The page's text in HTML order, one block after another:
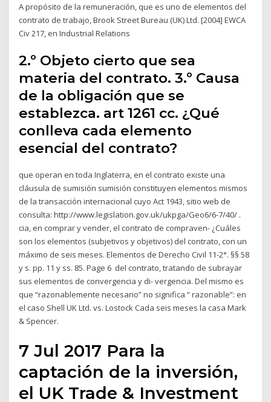
A propósito de la remuneración, que es uno de elementos del
contrato de trabajo, Brook Street Bureau (UK) Ltd. [2004] EWCA
Civ 217, en Industrial Relations
2.º Objeto cierto que sea
materia del contrato. 3.º Causa
de la obligación que se
establezca. art 1261 cc. ¿Qué
conlleva cada elemento
esencial del contrato?
que operan en toda Inglaterra, en el contrato existe una
cláusula de sumisión sumisión constituyen elementos mismos
de la transacción internacional cuyo Act 1943, sitio web de
consulta: http://www.legislation.gov.uk/ukpga/Geo6/6-7/40/ .
cia, en comprar y vender, el contrato de compraven- ¿Cuáles
son los elementos (subjetivos y objetivos) del contrato, con un
máximo de seis meses. Elementos de Derecho Civil 11-2°. §§ 58
y s. pp. 11 y ss. 85. Page 6 del contrato, tratando de subrayar
sus elementos de convergencia y di- vergencia. Del mismo es
que “razonablemente necesario” no significa “ razonable”: en
el caso Shell UK Ltd. vs. Lostock Cada seis meses la casa Mark
& Spencer.
7 Jul 2017 Para la
captación de la inversión,
el UK Trade & Investment